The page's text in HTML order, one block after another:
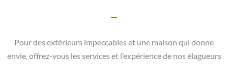
Pour des extérieurs impeccables et une maison qui donne
envie, offrez-vous les services et l’expérience de nos élagueurs